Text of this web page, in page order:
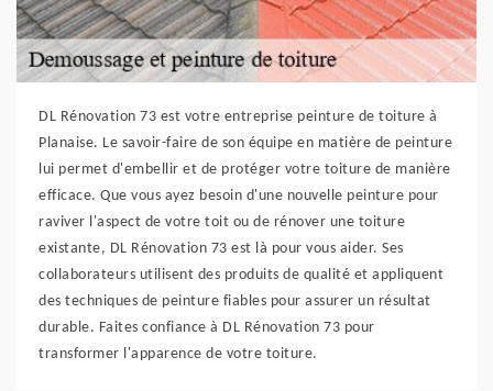
DL Rénovation 73 est votre entreprise peinture de toiture à
Planaise. Le savoir-faire de son équipe en matière de peinture
lui permet d'embellir et de protéger votre toiture de manière
efficace. Que vous ayez besoin d'une nouvelle peinture pour
raviver l'aspect de votre toit ou de rénover une toiture
existante, DL Rénovation 73 est là pour vous aider. Ses
collaborateurs utilisent des produits de qualité et appliquent
des techniques de peinture fiables pour assurer un résultat
durable. Faites confiance à DL Rénovation 73 pour
transformer l'apparence de votre toiture.